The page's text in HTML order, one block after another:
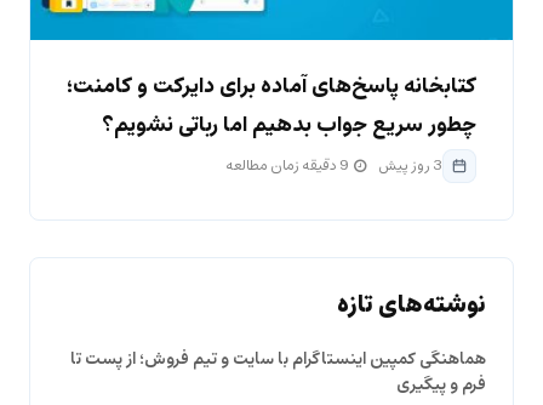
کتابخانه پاسخ‌های آماده برای دایرکت و کامنت؛
چطور سریع جواب بدهیم اما رباتی نشویم؟
3 روز پیش 9 دقیقه زمان مطالعه
نوشته‌های تازه
هماهنگی کمپین اینستاگرام با سایت و تیم فروش؛ از پست تا
فرم و پیگیری